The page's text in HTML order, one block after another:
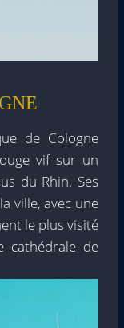
de Cologne
vif sur un
du Rhin. Ses
ville, avec une
le plus visité
cathédrale de